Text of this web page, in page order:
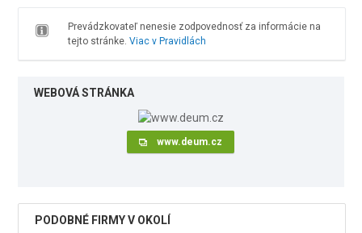
Prevádzkovateľ nenesie zodpovednosť za informácie na
tejto stránke. Viac v Pravidlách
WEBOVÁ STRÁNKA
www.deum.cz
PODOBNÉ FIRMY V OKOLÍ